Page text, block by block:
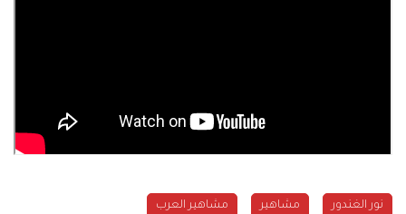
نور الغندور مشاهير مشاهير العرب